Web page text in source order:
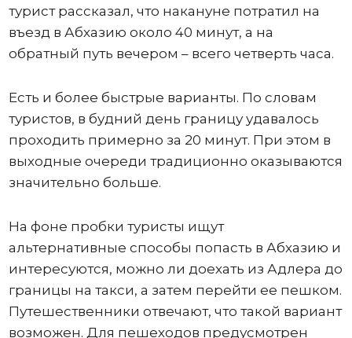
турист рассказал, что накануне потратил на
въезд в Абхазию около 40 минут, а на
обратный путь вечером – всего четверть часа.
Есть и более быстрые варианты. По словам
туристов, в будний день границу удавалось
проходить примерно за 20 минут. При этом в
выходные очереди традиционно оказываются
значительно больше.
На фоне пробки туристы ищут
альтернативные способы попасть в Абхазию и
интересуются, можно ли доехать из Адлера до
границы на такси, а затем перейти ее пешком.
Путешественники отвечают, что такой вариант
возможен. Для пешеходов предусмотрен